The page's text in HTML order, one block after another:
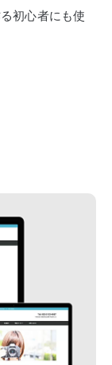
初心者にも使